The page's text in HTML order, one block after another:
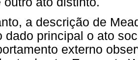
a descrição de
dado principal o ato
externo